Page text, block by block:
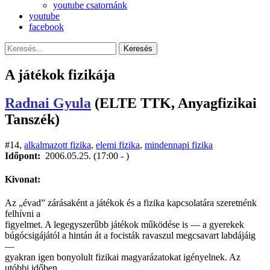
youtube csatornánk
youtube
facebook
Keresés
Keresés:
A játékok fizikája
Radnai Gyula (ELTE TTK, Anyagfizikai
Tanszék)
#14, alkalmazott fizika, elemi fizika, mindennapi fizika
Időpont: 2006.05.25. (17:00 - )
Kivonat:
Az „évad” zárásaként a játékok és a fizika kapcsolatára szeretnénk
felhívni a
figyelmet. A legegyszerűbb játékok működése is — a gyerekek
búgócsigájától a hintán át a focisták ravaszul megcsavart labdájáig
—
gyakran igen bonyolult fizikai magyarázatokat igényelnek. Az